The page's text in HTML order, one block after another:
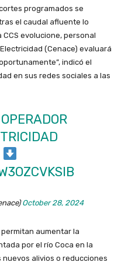
programados se
el caudal afluente lo
evolucione, personal
(Cenace) evaluará
indicó el
en sus redes sociales a las
October 28, 2024
aumentar la
por el río Coca en la
alivios o reducciones